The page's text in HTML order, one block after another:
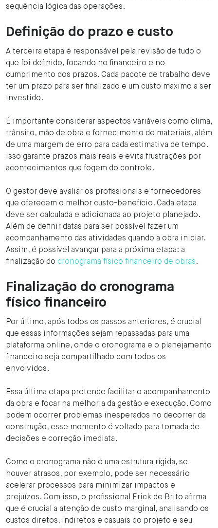
sequência lógica das operações.
Definição do prazo e custo
A terceira etapa é responsável pela revisão de tudo o
que foi definido, focando no financeiro e no
cumprimento dos prazos. Cada pacote de trabalho deve
ter um prazo para ser finalizado e um custo máximo a ser
investido.
É importante considerar aspectos variáveis como clima,
trânsito, mão de obra e fornecimento de materiais, além
de uma margem de erro para cada estimativa de tempo.
Isso garante prazos mais reais e evita frustrações por
acontecimentos que fogem do controle.
O gestor deve avaliar os profissionais e fornecedores
que oferecem o melhor custo-benefício. Cada etapa
deve ser calculada e adicionada ao projeto planejado.
Além de definir datas para ser possível fazer um
acompanhamento das atividades quando a obra iniciar.
Assim, é possível avançar para a próxima etapa: a
finalização do cronograma físico financeiro de obras.
Finalização do cronograma
físico financeiro
Por último, após todos os passos anteriores, é crucial
que essas informações sejam repassadas para uma
plataforma online, onde o cronograma e o planejamento
financeiro seja compartilhado com todos os
envolvidos.
Essa última etapa pretende facilitar o acompanhamento
da obra e focar na melhoria da gestão e execução. Como
podem ocorrer problemas inesperados no decorrer da
construção, esse momento é voltado para tomada de
decisões e correção imediata.
Como o cronograma não é uma estrutura rígida, se
houver atrasos, por exemplo, pode ser necessário
acelerar processos para minimizar impactos e
prejuízos. Com isso, o profissional Erick de Brito afirma
que é crucial a atenção de custo marginal, analisando os
custos diretos, indiretos e casuais do projeto e seu